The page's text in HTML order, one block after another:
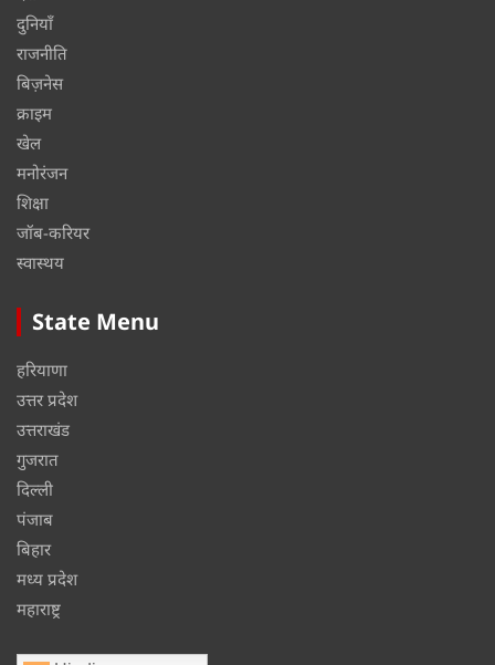
दुनियाँ
राजनीति
बिज़नेस
क्राइम
खेल
मनोरंजन
शिक्षा
जॉब-करियर
स्वास्थय
State Menu
हरियाणा
उत्तर प्रदेश
उत्तराखंड
गुजरात
दिल्ली
पंजाब
बिहार
मध्य प्रदेश
महाराष्ट्र